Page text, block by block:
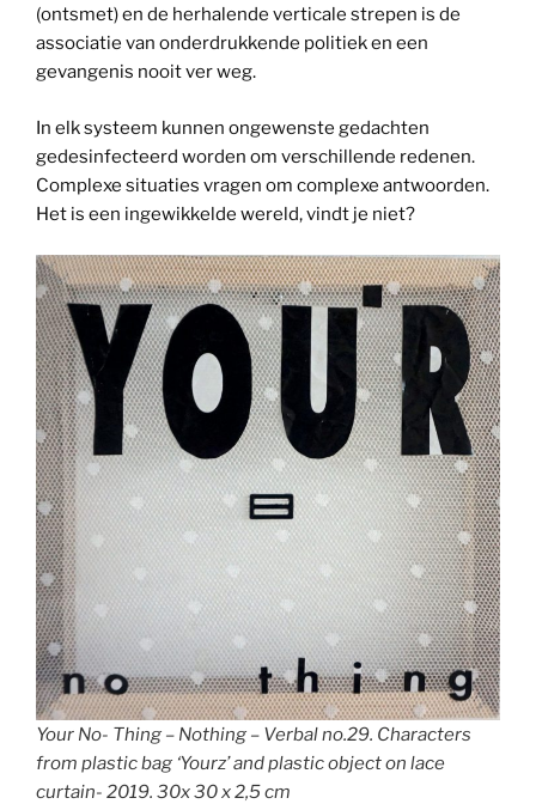
(ontsmet) en de herhalende verticale strepen is de
associatie van onderdrukkende politiek en een
gevangenis nooit ver weg.
In elk systeem kunnen ongewenste gedachten
gedesinfecteerd worden om verschillende redenen.
Complexe situaties vragen om complexe antwoorden.
Het is een ingewikkelde wereld, vindt je niet?
Your No- Thing – Nothing – Verbal no.29. Characters
from plastic bag ‘Yourz’ and plastic object on lace
curtain- 2019. 30x 30 x 2,5 cm